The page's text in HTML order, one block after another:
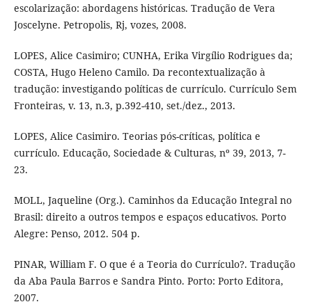
escolarização: abordagens históricas. Tradução de Vera
Joscelyne. Petropolis, Rj, vozes, 2008.
LOPES, Alice Casimiro; CUNHA, Erika Virgílio Rodrigues da;
COSTA, Hugo Heleno Camilo. Da recontextualização à
tradução: investigando políticas de currículo. Currículo Sem
Fronteiras, v. 13, n.3, p.392-410, set./dez., 2013.
LOPES, Alice Casimiro. Teorias pós-críticas, política e
currículo. Educação, Sociedade & Culturas, nº 39, 2013, 7-
23.
MOLL, Jaqueline (Org.). Caminhos da Educação Integral no
Brasil: direito a outros tempos e espaços educativos. Porto
Alegre: Penso, 2012. 504 p.
PINAR, William F. O que é a Teoria do Currículo?. Tradução
da Aba Paula Barros e Sandra Pinto. Porto: Porto Editora,
2007.